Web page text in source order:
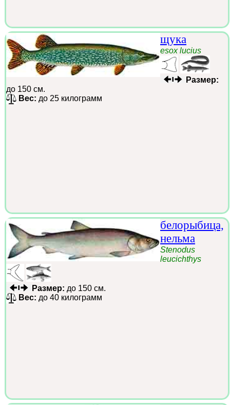
щука
esox lucius
Размер:
до 150 см.
Вес: до 25 килограмм
белорыбица,
нельма
Stenodus
leucichthys
Размер: до 150 см.
Вес: до 40 килограмм